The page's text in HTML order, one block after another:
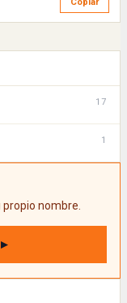
17
1
nombre.